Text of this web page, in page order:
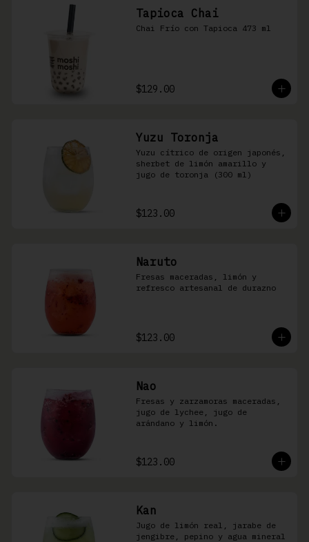
Tapioca Chai
Chai Frío con Tapioca 473 ml
$129.00
Yuzu Toronja
Yuzu cítrico de origen japonés,
sherbet de limón amarillo y
jugo de toronja (300 ml)
$123.00
Naruto
Fresas maceradas, limón y
refresco artesanal de durazno
$123.00
Nao
Fresas y zarzamoras maceradas,
jugo de lychee, jugo de
arándano y limón.
$123.00
Kan
Jugo de limón real, jarabe de
jengibre, pepino y agua mineral